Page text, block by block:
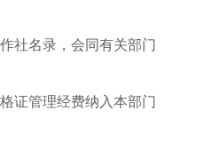
社名录，会同有关部门
证管理经费纳入本部门